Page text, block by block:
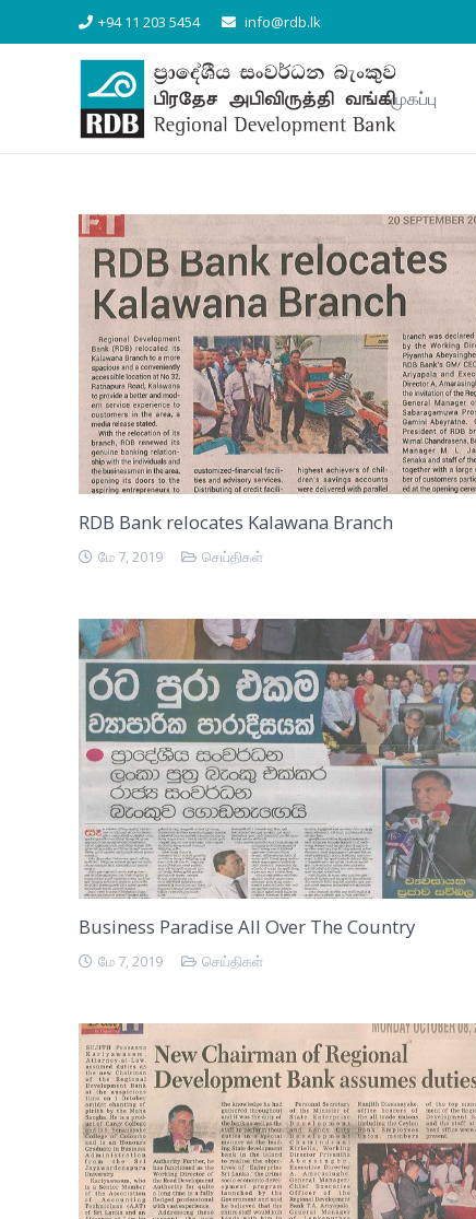
+94 11 203 5454 info@rdb.lk
முகப்பு
RDB Bank relocates Kalawana Branch
மே 7, 2019 செய்திகள்
Business Paradise All Over The Country
மே 7, 2019 செய்திகள்